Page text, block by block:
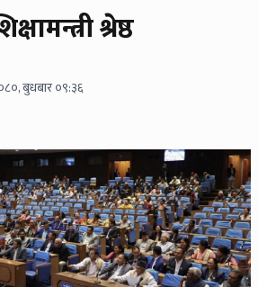
श्रेष्ठ
बुधबार ०९:३६